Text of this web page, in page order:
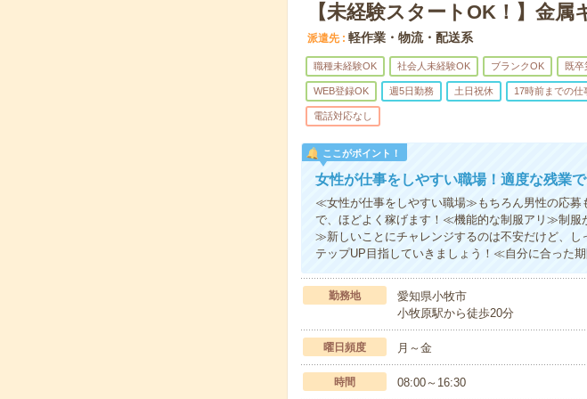
【未経験スタートOK！】金
派遣先 軽作業・物流・配送系
職種未経験OK 社会人未経験OK ブランクOK 既卒
WEB登録OK 週5日勤務 土日祝休 17時前までの仕
電話対応なし
ここがポイント！
女性が仕事をしやすい職場！適度な残業で
≪女性が仕事をしやすい職場≫もちろん男性の応
で、ほどよく稼げます！≪機能的な制服アリ≫制
≫新しいことにチャレンジするのは不安だけど、し
テップUP目指していきましょう！≪自分に合った
勤務地
愛知県小牧市
小牧原駅から徒歩20分
曜日頻度 月～金
時間 08:00～16:30